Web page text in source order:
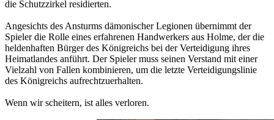
die Schutzzirkel residierten.
Angesichts des Ansturms dämonischer Legionen übernimmt der
Spieler die Rolle eines erfahrenen Handwerkers aus Holme, der die
heldenhaften Bürger des Königreichs bei der Verteidigung ihres
Heimatlandes anführt. Der Spieler muss seinen Verstand mit einer
Vielzahl von Fallen kombinieren, um die letzte Verteidigungslinie
des Königreichs aufrechtzuerhalten.
Wenn wir scheitern, ist alles verloren.